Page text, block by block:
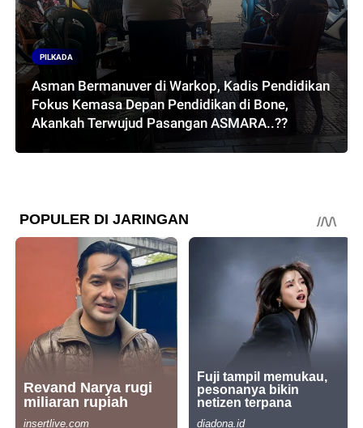
PILKADA
Asman Bermanuver di Warkop, Kadis Pendidikan
Fokus Kemasa Depan Pendidikan di Bone,
Akankah Terwujud Pasangan ASMARA..??